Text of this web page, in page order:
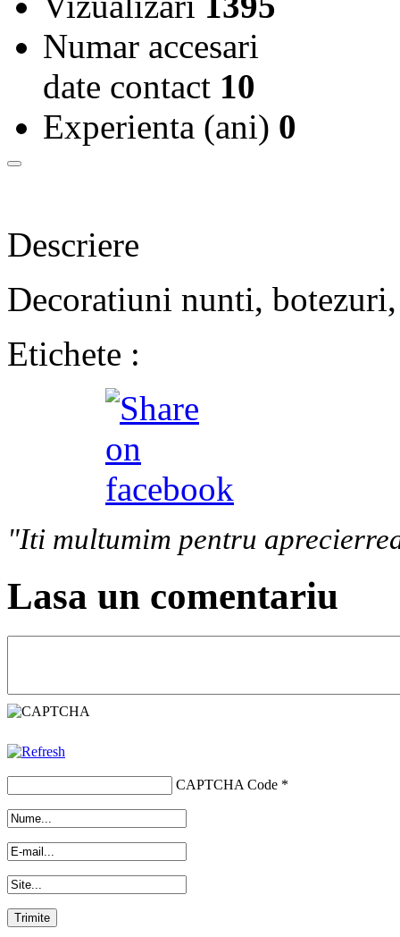
Numar accesari
date contact 10
Experienta (ani) 0
Descriere
Decoratiuni nunti,
Etichete :
"Iti multumim pentru
Lasa un comentariu
CAPTCHA Code *